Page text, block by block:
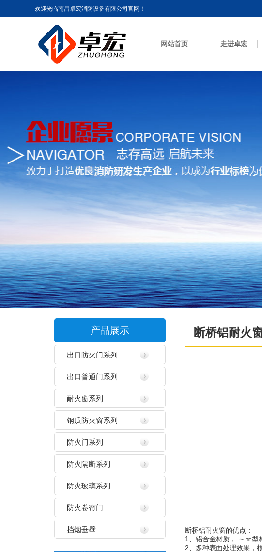
欢迎光临南昌卓宏消防设备有限公司官网！
网站首页 走进卓宏
产品展示
出口防火门系列
出口普通门系列
耐火窗系列
钢质防火窗系列
防火门系列
防火隔断系列
防火玻璃系列
防火卷帘门
挡烟垂壁
断桥铝耐火
断桥铝耐火窗的优点：
1、铝合金材质， ～㎜型
2、多种表面处理效果，